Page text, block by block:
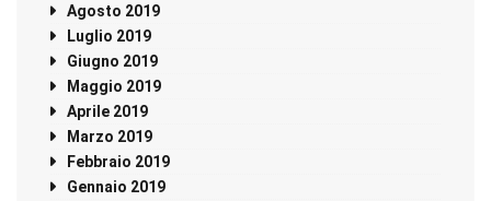
Agosto 2019
Luglio 2019
Giugno 2019
Maggio 2019
Aprile 2019
Marzo 2019
Febbraio 2019
Gennaio 2019